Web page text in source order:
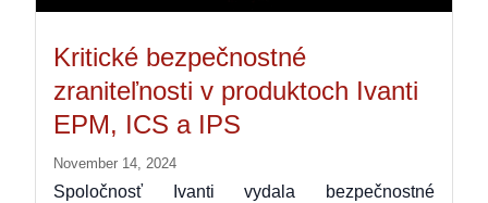
Kritické bezpečnostné
zraniteľnosti v produktoch Ivanti
EPM, ICS a IPS
November 14, 2024
Spoločnosť Ivanti vydala bezpečnostné